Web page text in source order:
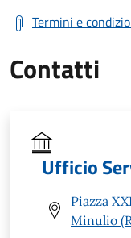
Termini e
Contatti
Ufficio
Piazza
Minulio